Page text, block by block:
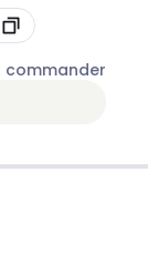
commander